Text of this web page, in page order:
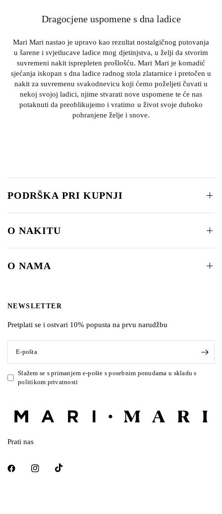
Dragocjene uspomene s dna ladice
Mari Mari nastao je upravo kao rezultat nostalgičnog putovanja
u šarene i svjetlucave ladice mog djetinjstva, u želji da stvorim
suvremeni nakit isprepleten prošlošću. Mari Mari je komadić
sjećanja iskopan s dna ladice radnog stola zlatarnice i pretočen u
nakit za suvremenu svakodnevicu koji ćemo poželjeti čuvati u
nekoj svojoj ladici, njime stvarati nove uspomene te će nas
potaknuti da preoblikujemo i vratimo u život svoje duboko
pohranjene želje i snove.
PODRŠKA PRI KUPNJI
O NAKITU
O NAMA
NEWSLETTER
Pretplati se i ostvari 10% popusta na prvu narudžbu
E-pošta
Slažem se s primanjem e-pošte s posebnim ponudama u skladu s
politikom privatnosti
Prati nas